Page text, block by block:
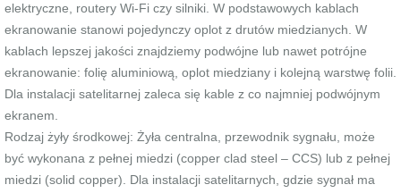
elektryczne, routery Wi-Fi czy silniki. W podstawowych kablach
ekranowanie stanowi pojedynczy oplot z drutów miedzianych. W
kablach lepszej jakości znajdziemy podwójne lub nawet potrójne
ekranowanie: folię aluminiową, oplot miedziany i kolejną warstwę folii.
Dla instalacji satelitarnej zaleca się kable z co najmniej podwójnym
ekranem.
Rodzaj żyły środkowej: Żyła centralna, przewodnik sygnału, może
być wykonana z pełnej miedzi (copper clad steel – CCS) lub z pełnej
miedzi (solid copper). Dla instalacji satelitarnych, gdzie sygnał ma